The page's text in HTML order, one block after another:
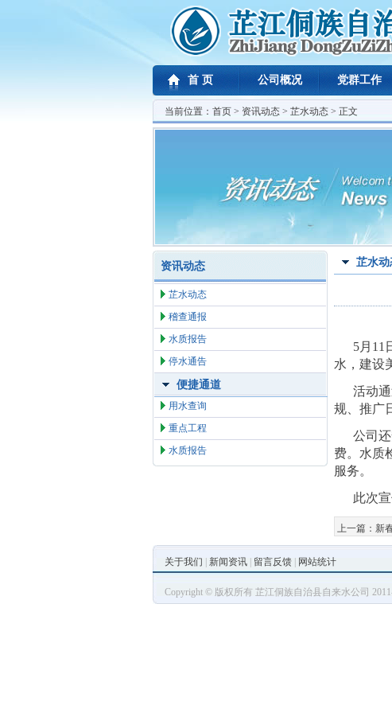
首 页 公司概况 党群工作
当前位置： 首页 > 资讯动态 > 芷水动态 > 正文
资讯动态
芷水动态
稽查通报
水质报告
停水通告
便捷通道
用水查询
重点工程
水质报告
芷水动
5月11
水，建设
活动
规、推广
公司
费。水质
服务。
此次
上一篇： 新
关于我们 新闻资讯 留言反馈 网站统计
Copyright © 版权所有 芷江侗族自治县自来水公司